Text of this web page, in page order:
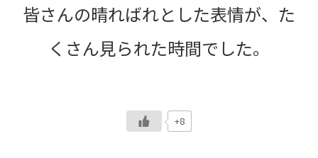
皆さんの晴ればれとした表情が、た
くさん見られた時間でした。
+8